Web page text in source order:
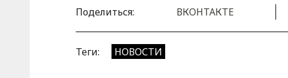
Поделиться: ВКОНТАКТЕ
Теги: НОВОСТИ